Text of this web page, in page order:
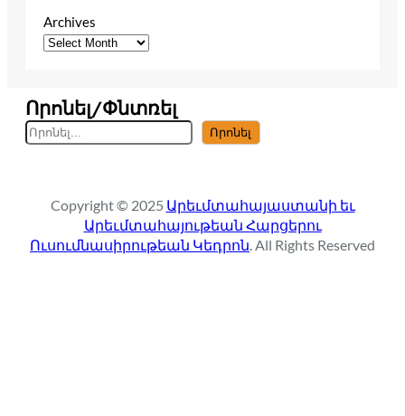
Archives
Որոնել/Փնտռել
S
e
c
h
Որոնել
Copyright © 2025 Արեւմտահայաստանի եւ
Արեւմտահայութեան Հարցերու
Ուսումնասիրութեան Կեդրոն. All Rights Reserved